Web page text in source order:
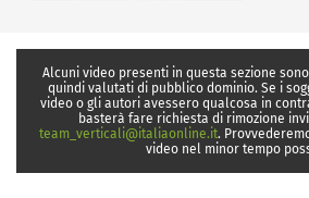
Alcuni video presenti in questa sezione
quindi valutati di pubblico dominio. Se i
video o gli autori avessero qualcosa in
basterà fare richiesta di rimozione
team_verticali@italiaonline.it.
video nel minor tempo